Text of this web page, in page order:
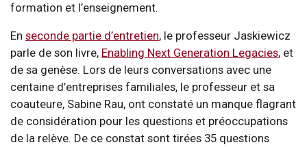
formation et l’enseignement.
En seconde partie d’entretien, le professeur Jaskiewicz
parle de son livre, Enabling Next Generation Legacies, et
de sa genèse. Lors de leurs conversations avec une
centaine d’entreprises familiales, le professeur et sa
coauteure, Sabine Rau, ont constaté un manque flagrant
de considération pour les questions et préoccupations
de la relève. De ce constat sont tirées 35 questions